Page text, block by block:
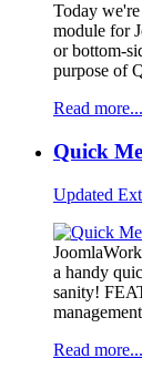
Today
module for
or bottom-
purpose of
Read more...
Quick
Updated
a handy
sanity!
Read more...